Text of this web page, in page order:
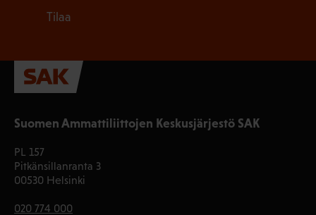
Suomen Ammattiliittojen Keskusjärjestö SAK
PL 157
Pitkänsillanranta 3
00530 Helsinki
020 774 000
Tilaa